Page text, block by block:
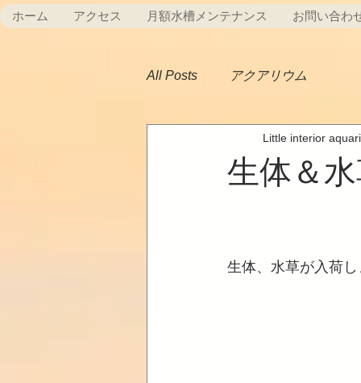
ホーム アクセス 月額水槽メンテナンス お問い合わ
All Posts アクアリウム
生体＆
Little interior
生体、水草が入荷